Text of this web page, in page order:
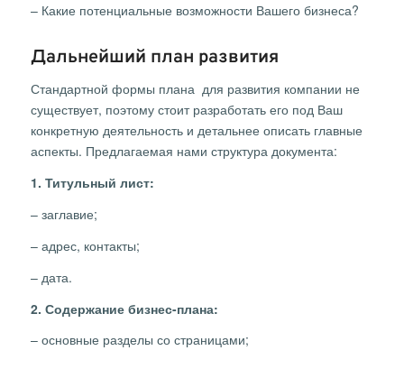
– Какие потенциальные возможности Вашего бизнеса?
Дальнейший план развития
Стандартной формы плана для развития компании не
существует, поэтому стоит разработать его под Ваш
конкретную деятельность и детальнее описать главные
аспекты. Предлагаемая нами структура документа:
1. Титульный лист:
– заглавие;
– адрес, контакты;
– дата.
2. Содержание бизнес-плана:
– основные разделы со страницами;